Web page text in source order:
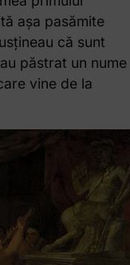
așa pasămite
că sunt
păstrat un nume
vine de la